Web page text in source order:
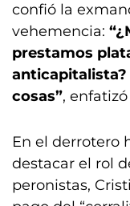
confió la
vehemencia:
prestamos
anticapitalista?
cosas”, enfatizó
En el derrotero
destacar el rol
peronistas,